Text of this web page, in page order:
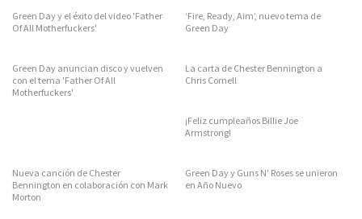
Green Day y el éxito del video 'Father
Of All Motherfuckers'
‘Fire, Ready, Aim’, nuevo tema de
Green Day
Green Day anuncian disco y vuelven
con el tema 'Father Of All
Motherfuckers'
La carta de Chester Bennington a
Chris Cornell
¡Feliz cumpleaños Billie Joe
Armstrong!
Nueva canción de Chester
Bennington en colaboración con Mark
Morton
Green Day y Guns N' Roses se unieron
en Año Nuevo